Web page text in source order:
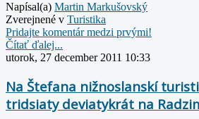
Napísal(a) Martin Markušovský
Zverejnené v Turistika
Pridajte komentár medzi prvými!
Čítať ďalej...
utorok, 27 december 2011 10:33
Na Štefana nižnoslanskí
tridsiaty deviatykrát na